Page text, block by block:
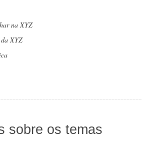
na XYZ
XYZ
sobre os temas